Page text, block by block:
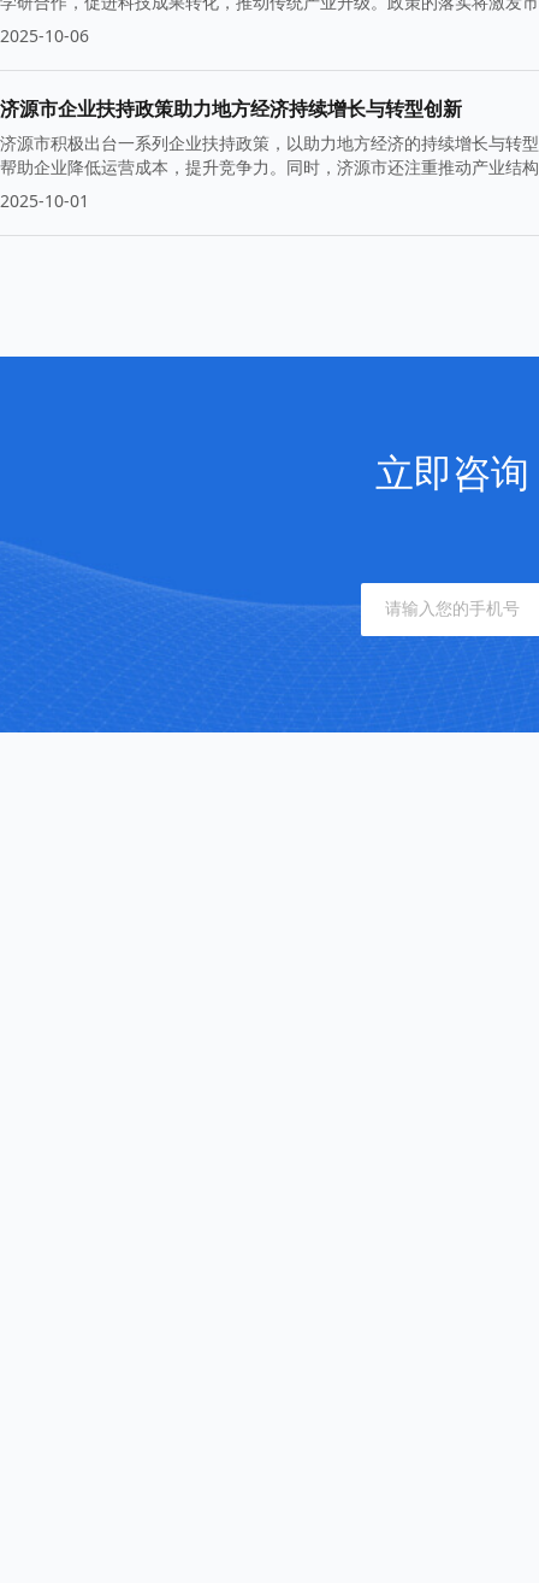
2025-10-06
济源市企业扶持政策助力地方经济持续增长与转型创新
济源市积极出台一系列企业扶持政策，以助力地方经济的持续增长与转
帮助企业降低运营成本，提升竞争力。同时，济源市还注重推动产业结
2025-10-01
立即咨